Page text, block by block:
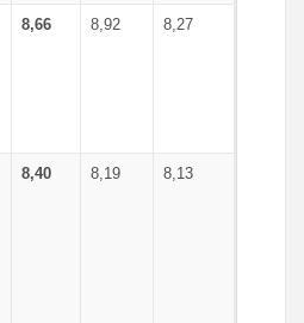
8,66 8,92 8,27
8,40 8,19 8,13